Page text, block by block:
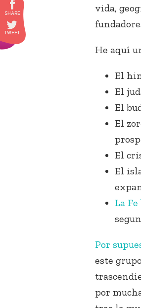
vida,
He aquí
El
El
El
El
El
El
La Fe
Por
este
por